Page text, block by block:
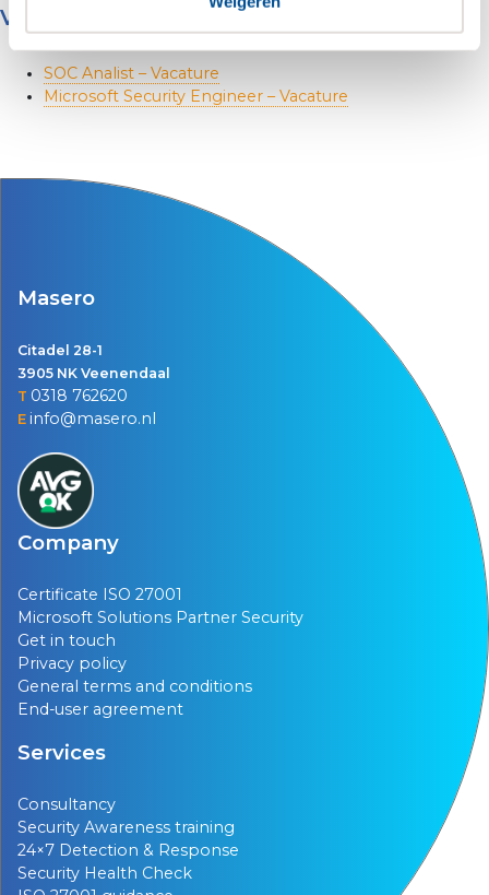
Vacancies
SOC Analist – Vacature
Microsoft Security Engineer – Vacature
Masero
Citadel 28-1
3905 NK Veenendaal
T 0318 762620
E info@masero.nl
Company
Certificate ISO 27001
Microsoft Solutions Partner Security
Get in touch
Privacy policy
General terms and conditions
End-user agreement
Services
Consultancy
Security Awareness training
24×7 Detection & Response
Security Health Check